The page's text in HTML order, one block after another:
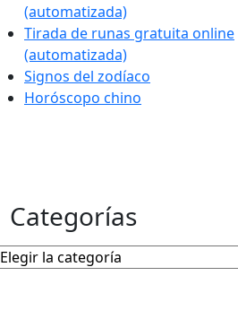
(automatizada)
Tirada de runas gratuita online
(automatizada)
Signos del zodíaco
Horóscopo chino
Categorías
Categorías